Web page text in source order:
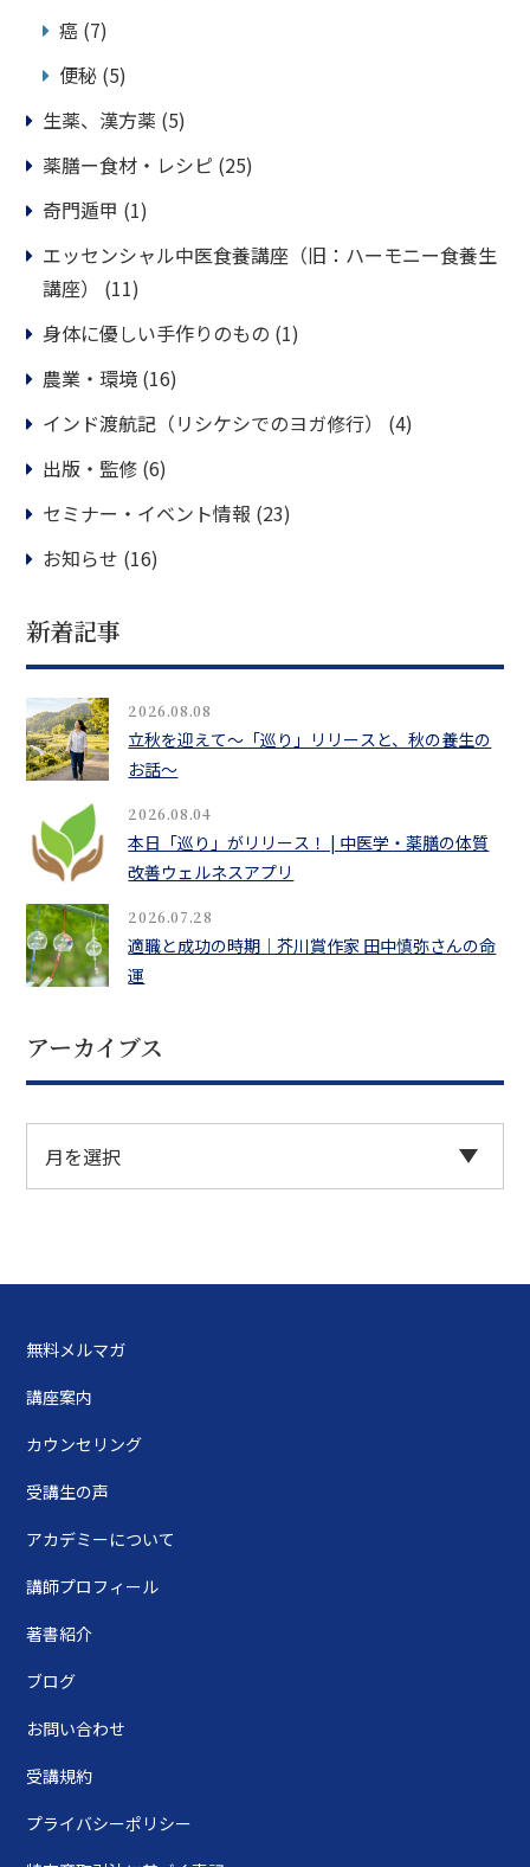
癌 (7)
便秘 (5)
生薬、漢方薬 (5)
薬膳ー食材・レシピ (25)
奇門遁甲 (1)
エッセンシャル中医食養講座（旧：ハーモニー食養生
講座）
(11)
身体に優しい手作りのもの (1)
農業・環境 (16)
インド渡航記（リシケシでのヨガ修行）
(4)
出版・監修 (6)
セミナー・イベント情報 (23)
お知らせ (16)
新着記事
2026.08.08
立秋を迎えて〜「巡り」リリースと、秋の養生の
お話〜
2026.08.04
本日「巡り」がリリース！ | 中医学・薬膳の体質
改善ウェルネスアプリ
2026.07.28
適職と成功の時期｜芥川賞作家 田中慎弥さんの命
運
アーカイブス
無料メルマガ
講座案内
カウンセリング
受講生の声
アカデミーについて
講師プロフィール
著書紹介
ブログ
お問い合わせ
受講規約
プライバシーポリシー